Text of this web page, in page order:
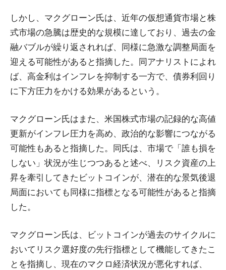
しかし、マクグローン氏は、近年の仮想通貨市場と株
式市場の急騰は歴史的な規模に達しており、過去の金
融バブルが繰り返されれば、同様に急激な調整局面を
迎える可能性があると指摘した。同アナリストによれ
ば、高金利はインフレを抑制する一方で、債券利回り
に下方圧力をかける効果があるという。
マクグローン氏はまた、米国株式市場の記録的な高値
更新がインフレ圧力を高め、政治的な影響につながる
可能性もあると指摘した。同氏は、市場で「誰も損を
しない」状況が生じつつあると述べ、リスク資産の上
昇を牽引してきたビットコインが、潜在的な景気後退
局面においても同様に指標となる可能性があると指摘
した。
マクグローン氏は、ビットコインが過去のサイクルに
おいてリスク選好度の先行指標として機能してきたこ
とを指摘し、現在のマクロ経済状況が悪化すれば、